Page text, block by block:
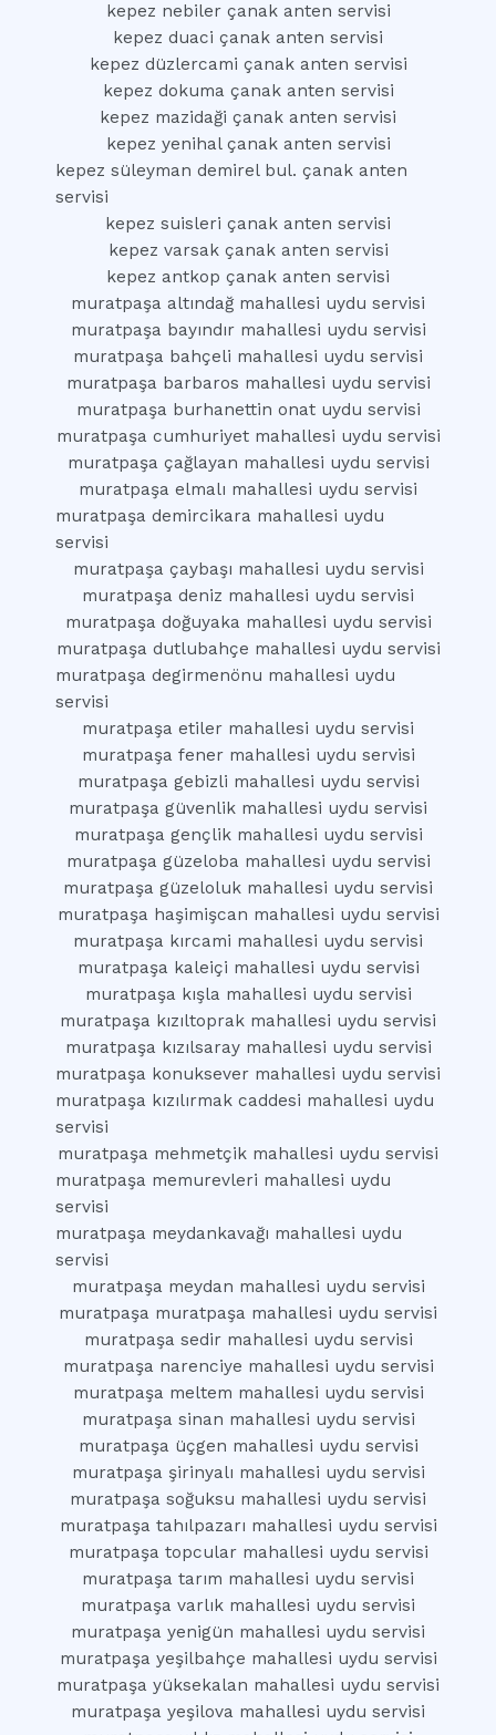
kepez nebiler çanak anten servisi
kepez duaci çanak anten servisi
kepez düzlercami çanak anten servisi
kepez dokuma çanak anten servisi
kepez mazidaği çanak anten servisi
kepez yenihal çanak anten servisi
kepez süleyman demirel bul. çanak anten
servisi
kepez suisleri çanak anten servisi
kepez varsak çanak anten servisi
kepez antkop çanak anten servisi
muratpaşa altındağ mahallesi uydu servisi
muratpaşa bayındır mahallesi uydu servisi
muratpaşa bahçeli mahallesi uydu servisi
muratpaşa barbaros mahallesi uydu servisi
muratpaşa burhanettin onat uydu servisi
muratpaşa cumhuriyet mahallesi uydu servisi
muratpaşa çağlayan mahallesi uydu servisi
muratpaşa elmalı mahallesi uydu servisi
muratpaşa demircikara mahallesi uydu
servisi
muratpaşa çaybaşı mahallesi uydu servisi
muratpaşa deniz mahallesi uydu servisi
muratpaşa doğuyaka mahallesi uydu servisi
muratpaşa dutlubahçe mahallesi uydu servisi
muratpaşa degirmenönu mahallesi uydu
servisi
muratpaşa etiler mahallesi uydu servisi
muratpaşa fener mahallesi uydu servisi
muratpaşa gebizli mahallesi uydu servisi
muratpaşa güvenlik mahallesi uydu servisi
muratpaşa gençlik mahallesi uydu servisi
muratpaşa güzeloba mahallesi uydu servisi
muratpaşa güzeloluk mahallesi uydu servisi
muratpaşa haşimişcan mahallesi uydu servisi
muratpaşa kırcami mahallesi uydu servisi
muratpaşa kaleiçi mahallesi uydu servisi
muratpaşa kışla mahallesi uydu servisi
muratpaşa kızıltoprak mahallesi uydu servisi
muratpaşa kızılsaray mahallesi uydu servisi
muratpaşa konuksever mahallesi uydu servisi
muratpaşa kızılırmak caddesi mahallesi uydu
servisi
muratpaşa mehmetçik mahallesi uydu servisi
muratpaşa memurevleri mahallesi uydu
servisi
muratpaşa meydankavağı mahallesi uydu
servisi
muratpaşa meydan mahallesi uydu servisi
muratpaşa muratpaşa mahallesi uydu servisi
muratpaşa sedir mahallesi uydu servisi
muratpaşa narenciye mahallesi uydu servisi
muratpaşa meltem mahallesi uydu servisi
muratpaşa sinan mahallesi uydu servisi
muratpaşa üçgen mahallesi uydu servisi
muratpaşa şirinyalı mahallesi uydu servisi
muratpaşa soğuksu mahallesi uydu servisi
muratpaşa tahılpazarı mahallesi uydu servisi
muratpaşa topcular mahallesi uydu servisi
muratpaşa tarım mahallesi uydu servisi
muratpaşa varlık mahallesi uydu servisi
muratpaşa yenigün mahallesi uydu servisi
muratpaşa yeşilbahçe mahallesi uydu servisi
muratpaşa yüksekalan mahallesi uydu servisi
muratpaşa yeşilova mahallesi uydu servisi